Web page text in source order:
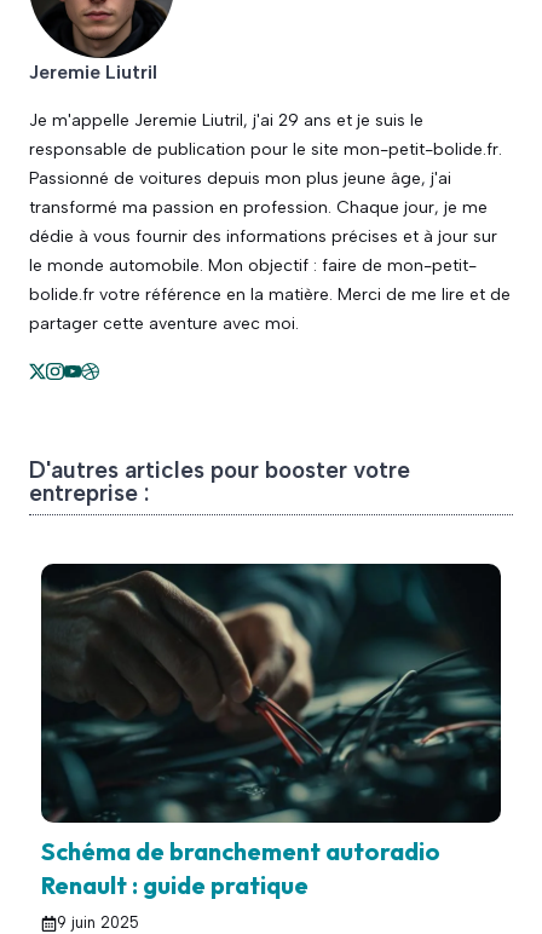
Jeremie Liutril
Je m'appelle Jeremie Liutril, j'ai 29 ans et je suis le
responsable de publication pour le site mon-petit-bolide.fr.
Passionné de voitures depuis mon plus jeune âge, j'ai
transformé ma passion en profession. Chaque jour, je me
dédie à vous fournir des informations précises et à jour sur
le monde automobile. Mon objectif : faire de mon-petit-
bolide.fr votre référence en la matière. Merci de me lire et de
partager cette aventure avec moi.
D'autres articles pour booster votre
entreprise :
Schéma de branchement autoradio
Renault : guide pratique
9 juin 2025